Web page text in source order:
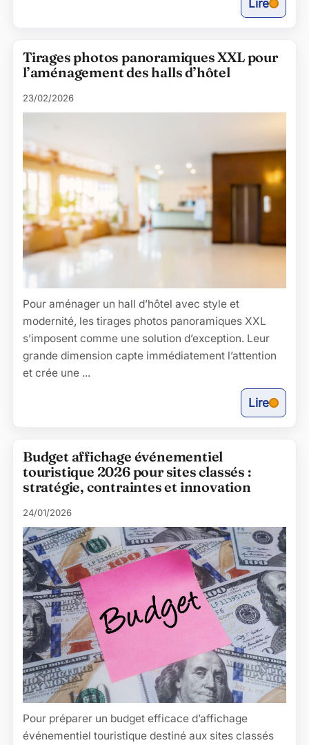
Lire
Tirages photos panoramiques XXL pour
l’aménagement des halls d’hôtel
23/02/2026
Pour aménager un hall d’hôtel avec style et
modernité, les tirages photos panoramiques XXL
s’imposent comme une solution d’exception. Leur
grande dimension capte immédiatement l’attention
et crée une ...
Lire
Budget affichage événementiel
touristique 2026 pour sites classés :
stratégie, contraintes et innovation
24/01/2026
Pour préparer un budget efficace d’affichage
événementiel touristique destiné aux sites classés